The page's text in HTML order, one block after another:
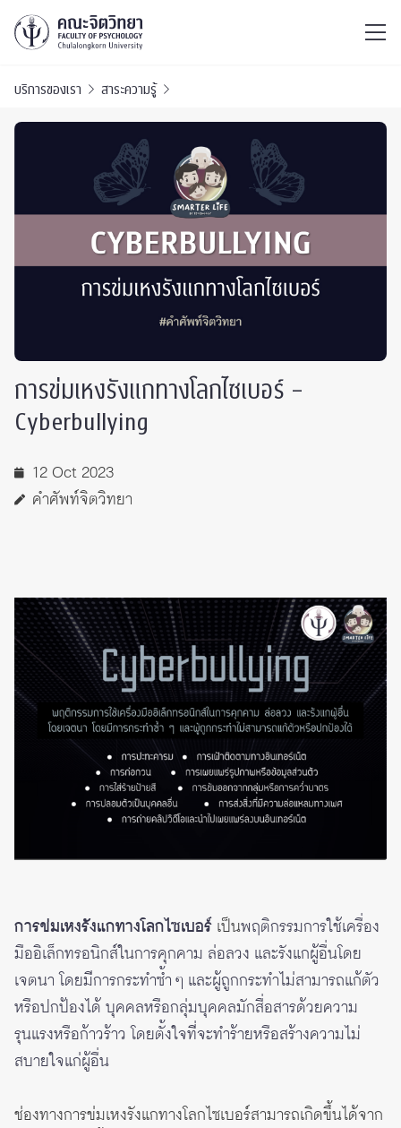
บริการของเรา สาระความรู้
การข่มเหงรังแกทางโลกไซเบอร์ –
Cyberbullying
12 Oct 2023
คำศัพท์จิตวิทยา
การข่มเหงรังแกทางโลกไซเบอร์ เป็นพฤติกรรมการใช้เครื่อง
มืออิเล็กทรอนิกส์ในการคุกคาม ล่อลวง และรังแกผู้อื่นโดย
เจตนา โดยมีการกระทำซ้ำ ๆ และผู้ถูกกระทำไม่สามารถแก้ตัว
หรือปกป้องได้ บุคคลหรือกลุ่มบุคคลมักสื่อสารด้วยความ
รุนแรงหรือก้าวร้าว โดยตั้งใจที่จะทำร้ายหรือสร้างความไม่
สบายใจแก่ผู้อื่น
ช่องทางการข่มเหงรังแกทางโลกไซเบอร์สามารถเกิดขึ้นได้จาก